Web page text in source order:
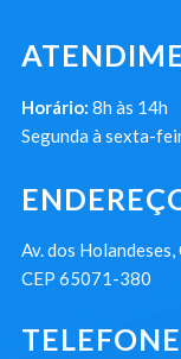
Horário: 8h às 14h
Segunda à sexta-
Av. dos
CEP 65071-380